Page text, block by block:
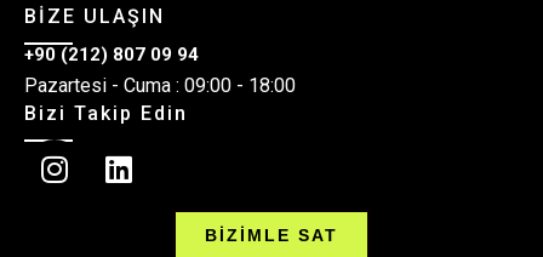
BİZE ULAŞIN
+90 (212) 807 09 94
Pazartesi - Cuma : 09:00 - 18:00
Bizi Takip Edin
BİZİMLE SAT